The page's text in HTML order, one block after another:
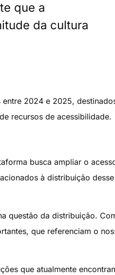
que a
da cultura
2024 e 2025,
recursos de acessibilidade.
busca ampliar o
à distribuição desse
questão da distribuição.
que referenciam o
que atualmente